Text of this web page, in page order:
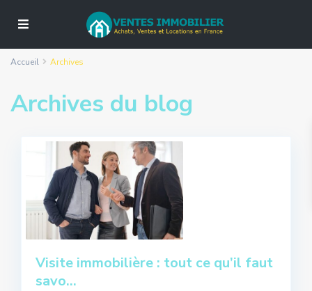
Accueil Archives
Archives du blog
Visite immobilière : tout ce qu’il faut
savo...